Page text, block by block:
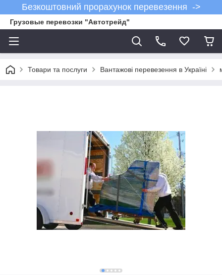
Безкоштовний прорахунок перевезення ->
Грузовые перевозки "Автотрейд"
Товари та послуги Вантажові перевезення в Україні